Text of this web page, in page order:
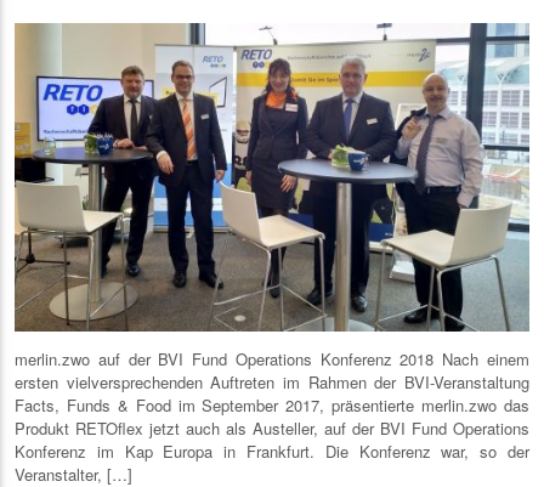
merlin.zwo auf der BVI Fund Operations Konferenz 2018 Nach einem
ersten vielversprechenden Auftreten im Rahmen der BVI-Veranstaltung
Facts, Funds & Food im September 2017, präsentierte merlin.zwo das
Produkt RETOflex jetzt auch als Austeller, auf der BVI Fund Operations
Konferenz im Kap Europa in Frankfurt. Die Konferenz war, so der
Veranstalter, […]